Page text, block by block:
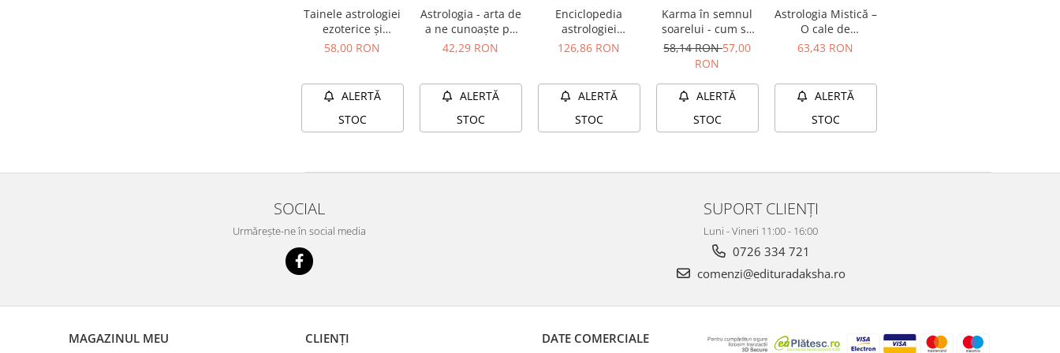
Tainele astrologiei
ezoterice și
provocările
58,00 RON
ALERTĂ
STOC
Astrologia - arta de
a ne cunoaşte pe
noi înşine
42,29 RON
ALERTĂ
STOC
Enciclopedia
astrologiei
medicale
126,86 RON
ALERTĂ
STOC
Karma în semnul
soarelui - cum să
rezolvi tipare dintr-
o viaţă anterioară
astrologiei
58,14 RON57,00
RON
ALERTĂ
STOC
Astrologia Mistică –
O cale de
redescoperire a
63,43 RON
ALERTĂ
STOC
SOCIAL
Urmărește-ne în social media
SUPORT CLIENȚI
Luni - Vineri 11:00 - 16:00
0726 334 721
comenzi@edituradaksha.ro
MAGAZINUL MEU CLIENȚI DATE COMERCIALE